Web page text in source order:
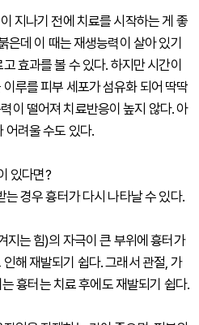
지나기 전에 치료를 시작하는 게 좋
은데 이 때는 재생능력이 살아 있기
효과를 볼 수 있다. 하지만 시간이
루를 피부 세포가 섬유화 되어 딱딱
이 떨어져 치료반응이 높지 않다. 아
어려울 수도 있다.
있다면?
경우 흉터가 다시 나타날 수 있다.
지는 힘)의 자극이 큰 부위에 흉터가
해 재발되기 쉽다. 그래서 관절, 가
흉터는 치료 후에도 재발되기 쉽다.